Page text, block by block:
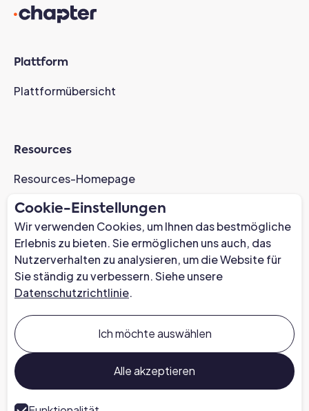
Plattform
Plattformübersicht
Resources
Resources-Homepage
Fallstudien
AI-Readiness Webinar
News
Trust Center
Unternehmen
Über uns
Karriere bei Chapter
Sprechen Sie mit einem Experten
Presse
Cookie-Einstellungen
Wir verwenden Cookies, um Ihnen das bestmögliche
Erlebnis zu bieten. Sie ermöglichen uns auch, das
Nutzerverhalten zu analysieren, um die Website für
Sie ständig zu verbessern. Siehe unsere
Datenschutzrichtlinie.
Ich möchte auswählen
Alle akzeptieren